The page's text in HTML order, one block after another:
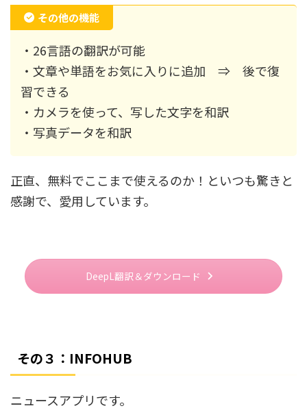
その他の機能
・26言語の翻訳が可能
・文章や単語をお気に入りに追加 ⇒ 後で復
習できる
・カメラを使って、写した文字を和訳
・写真データを和訳
正直、無料でここまで使えるのか！といつも驚きと
感謝で、愛用しています。
DeepL翻訳＆ダウンロード
その３：INFOHUB
ニュースアプリです。